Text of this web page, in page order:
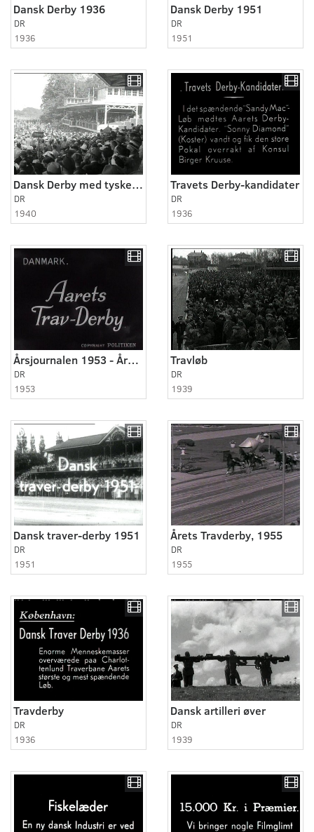
Dansk Derby 1936
DR
1936
Dansk Derby 1951
DR
1951
Dansk Derby med tyske generaler blandt tilskuerne
DR
1940
Travets Derby-kandidater
DR
1936
Årsjournalen 1953 - Årets Trav-Derby
DR
1953
Travløb
DR
1939
Dansk traver-derby 1951
DR
1951
Årets Travderby, 1955
DR
1955
Travderby
DR
1936
Dansk artilleri øver
DR
1939